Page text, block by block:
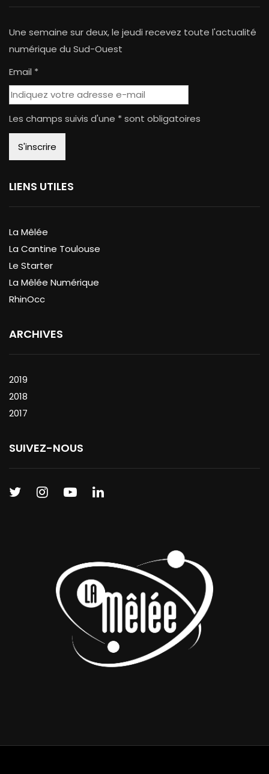
Une semaine sur deux, le jeudi recevez toute l'actualité
numérique du Sud-Ouest
Email *
Les champs suivis d'une * sont obligatoires
LIENS UTILES
La Mêlée
La Cantine Toulouse
Le Starter
La Mêlée Numérique
RhinOcc
ARCHIVES
2019
2018
2017
SUIVEZ-NOUS